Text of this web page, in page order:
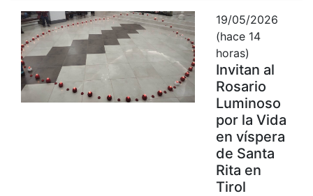
19/05/2026
(hace 14
horas)
Invitan al
Rosario
Luminoso
por la Vida
en víspera
de Santa
Rita en
Tirol